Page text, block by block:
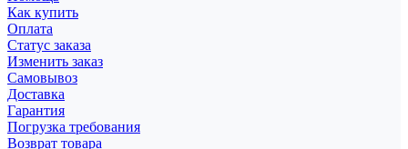
Как купить
Оплата
Статус заказа
Изменить заказ
Самовывоз
Доставка
Гарантия
Погрузка требования
Возврат товара